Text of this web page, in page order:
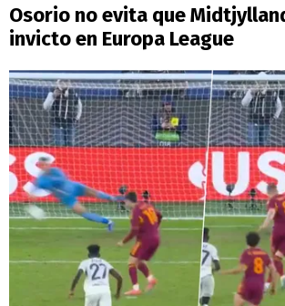
Osorio no evita que
invicto en Europa League